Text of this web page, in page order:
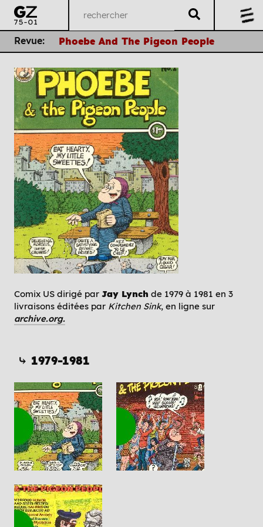
Revue: Phoebe And The Pigeon People
Comix US dirigé par Jay Lynch de 1979 à 1981 en 3
livraisons éditées par Kitchen Sink, en ligne sur
archive.org.
⤷ 1979-1981